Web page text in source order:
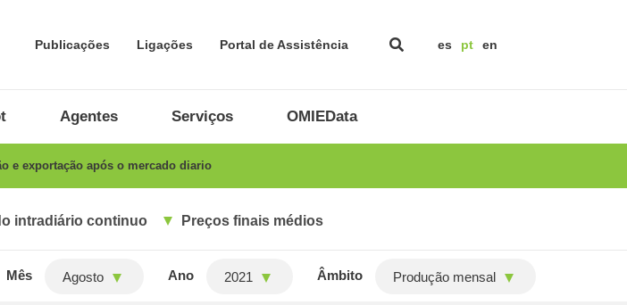
Publicações Ligações Portal de Assistência es pt en
Agentes Serviços OMIEData
e exportação após o mercado diario
intradiário continuo Preços finais médios
Mês Agosto Ano 2021 Âmbito Produção mensal